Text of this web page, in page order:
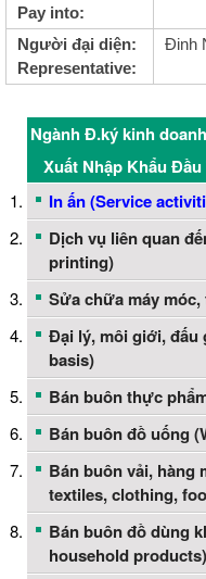
Pay into:
Người đại diện:
Representative:
Đinh
Ngành Đ.ký kinh
Xuất Nhập Khẩu
In ấn (Service
Dịch vụ liên quan
printing)
Sửa chữa máy
Đại lý, môi giới, đấu
basis)
Bán buôn thực
Bán buôn đồ uống
Bán buôn vải, hàng
textiles, clothing,
Bán buôn đồ dùng
household products)